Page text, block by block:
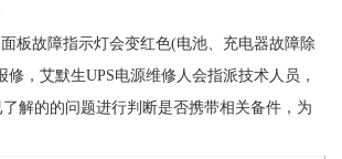
板故障指示灯会变红色(电池、充电器故障除
，艾默生UPS电源维修人会指派技术人员，
解的的问题进行判断是否携带相关备件，为